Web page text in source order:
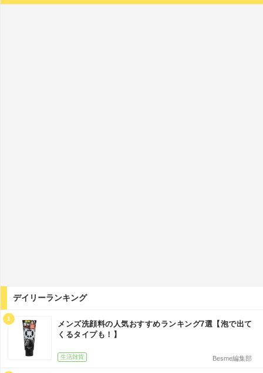
デイリーランキング
1
メンズ洗顔料の人気おすすめランキング7選【泡で出て
くるタイプも！】
生活雑貨 Besme編集部